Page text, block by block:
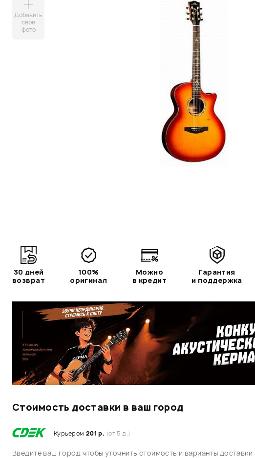
Добавить
свое
фото
30 дней
возврат
100%
оригинал
Можно
в кредит
Гарантия
и поддержка
Стоимость доставки в ваш город
Курьером 201 р. (от 5 д.)
Введите ваш город чтобы уточнить стоимость и варианты доставки